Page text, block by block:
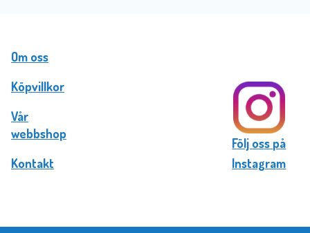
Om oss
Köpvillkor
Vår
webbshop
Kontakt
Följ oss på
Instagram